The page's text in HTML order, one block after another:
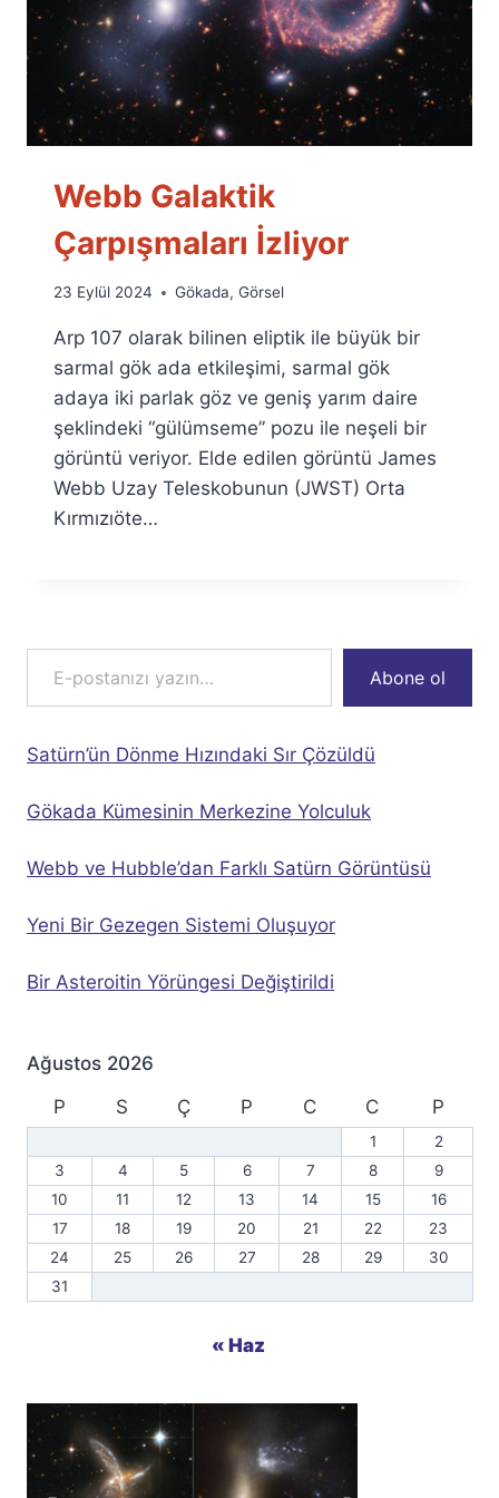
Webb Galaktik
Çarpışmaları İzliyor
By
Fuat
Özyar
23 Eylül 2024 Gökada, Görsel
Arp 107 olarak bilinen eliptik ile büyük bir
sarmal gök ada etkileşimi, sarmal gök
adaya iki parlak göz ve geniş yarım daire
şeklindeki “gülümseme” pozu ile neşeli bir
görüntü veriyor. Elde edilen görüntü James
Webb Uzay Teleskobunun (JWST) Orta
Kırmızıöte…
E-postanızı yazın…
Abone ol
Satürn’ün Dönme Hızındaki Sır Çözüldü
Gökada Kümesinin Merkezine Yolculuk
Webb ve Hubble’dan Farklı Satürn Görüntüsü
Yeni Bir Gezegen Sistemi Oluşuyor
Bir Asteroitin Yörüngesi Değiştirildi
Ağustos 2026
P
S Ç P C C P
1
2
3
4 5 6 7 8
9
10
11 12 13 14 15
16
17
18 19 20 21 22
23
24
25 26 27 28 29
30
31
« Haz